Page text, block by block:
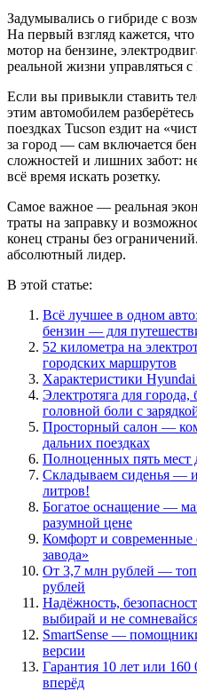
Задумывались о гибриде с
На первый взгляд кажется,
мотор на бензине,
реальной жизни управляться
Если вы привыкли ставить
этим автомобилем
поездках Tucson ездит на
за город — сам включается
сложностей и лишних забот:
всё время искать розетку.
Самое важное — реальная
траты на заправку и
конец страны без
абсолютный лидер.
В этой статье:
Всё лучшее в одном
бензин — для
52 километра на
городских маршрутов
Характеристики
Электротяга для
головной боли с
Просторный салон —
дальних поездках
Полноценных пять мест
Складываем сиденья —
литров!
Богатое оснащение —
разумной цене
Комфорт и
завода»
От 3,7 млн рублей —
рублей
Надёжность,
выбирай и не
SmartSense —
версии
Гарантия 10 лет или
вперёд